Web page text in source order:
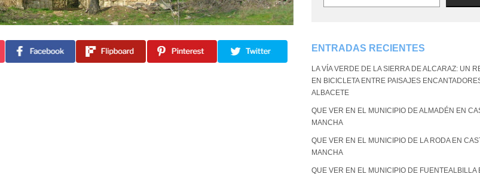
ENTRADAS RECIENTES
LA VÍA VERDE DE LA SIERRA DE ALCARAZ: UN
EN BICICLETA ENTRE PAISAJES
ALBACETE
QUE VER EN EL MUNICIPIO DE ALMADÉN EN
MANCHA
QUE VER EN EL MUNICIPIO DE LA RODA EN
MANCHA
QUE VER EN EL MUNICIPIO DE FUENTEALBILLA